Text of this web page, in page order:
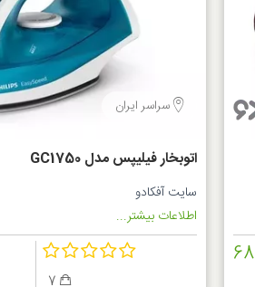
سراسر ایران
اتوبخار فیلیپس مدل GC1750
سایت آفکادو
اطلاعات بیشتر...